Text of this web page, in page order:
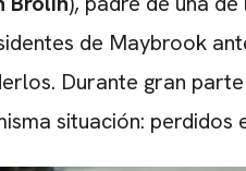
de Maybrook
Durante gran
situación: perdidos